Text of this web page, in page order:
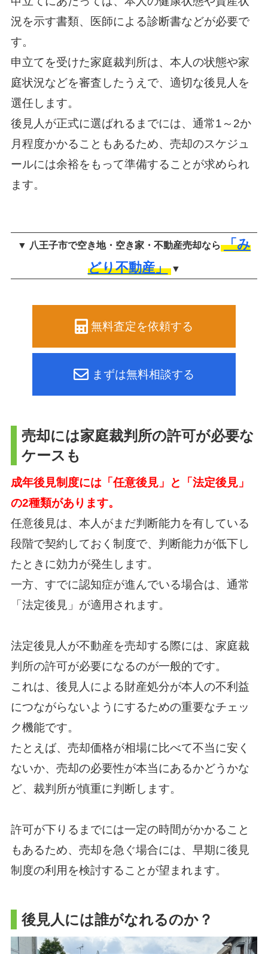
況を示す書類、医師による診断書などが必要で
す。
申立てを受けた家庭裁判所は、本人の状態や家
庭状況などを審査したうえで、適切な後見人を
選任します。
後見人が正式に選ばれるまでには、通常1～2か
月程度かかることもあるため、売却のスケジュ
ールには余裕をもって準備することが求められ
ます。
▼ 八王子市で空き地・空き家・不動産売却なら 「み
どり不動産」 ▼
無料査定を依頼する
まずは無料相談する
売却には家庭裁判所の許可が必要な
ケースも
成年後見制度には「任意後見」と「法定後見」
の2種類があります。
任意後見は、本人がまだ判断能力を有している
段階で契約しておく制度で、判断能力が低下し
たときに効力が発生します。
一方、すでに認知症が進んでいる場合は、通常
「法定後見」が適用されます。
法定後見人が不動産を売却する際には、家庭裁
判所の許可が必要になるのが一般的です。
これは、後見人による財産処分が本人の不利益
につながらないようにするための重要なチェッ
ク機能です。
たとえば、売却価格が相場に比べて不当に安く
ないか、売却の必要性が本当にあるかどうかな
ど、裁判所が慎重に判断します。
許可が下りるまでには一定の時間がかかること
もあるため、売却を急ぐ場合には、早期に後見
制度の利用を検討することが望まれます。
後見人には誰がなれるのか？